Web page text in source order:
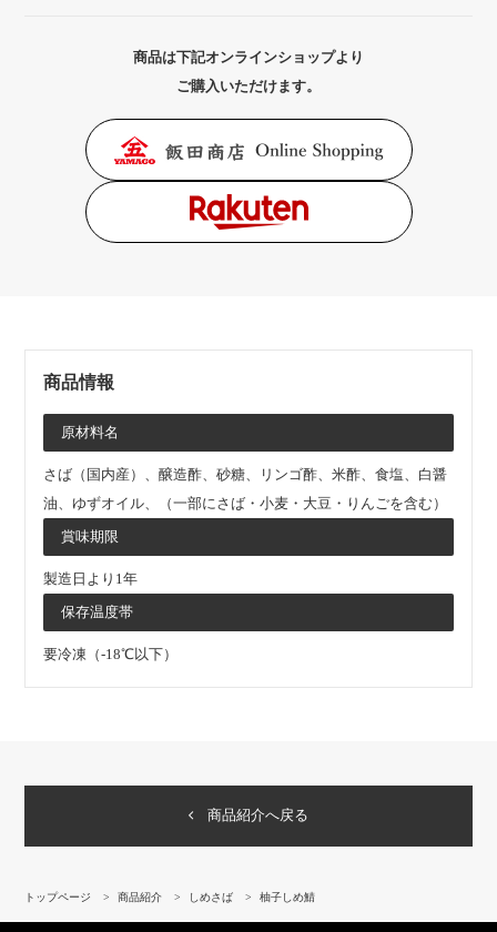
商品は下記オンラインショップより
ご購入いただけます。
商品情報
原材料名
さば（国内産）、醸造酢、砂糖、リンゴ酢、米酢、食塩、白醤
油、ゆずオイル、（一部にさば・小麦・大豆・りんごを含む）
賞味期限
製造日より1年
保存温度帯
要冷凍（-18℃以下）
商品紹介へ戻る
トップページ > 商品紹介 > しめさば > 柚子しめ鯖